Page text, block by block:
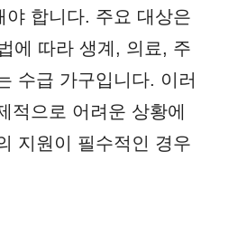
야 합니다. 주요 대상은
에 따라 생계, 의료, 주
수급 가구입니다. 이러
적으로 어려운 상황에
지원이 필수적인 경우